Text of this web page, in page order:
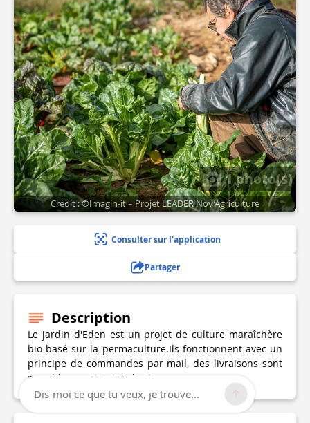
1 photo(s)
Crédit : ©Imagin-it – Projet LEADER Nov’Agriculture
Consulter sur l'application
Partager
Description
Le jardin d'Eden est un projet de culture maraîchère
bio basé sur la permaculture.Ils fonctionnent avec un
principe de commandes par mail, des livraisons sont
possibles sur Saint-Hubert.
Dis-moi ce que tu veux, je trouve...